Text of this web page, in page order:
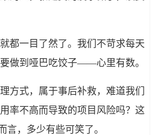
都一目了然了。我们不苛求每天
做到哑巴吃饺子——心里有数。
方式，属于事后补救，难道我们
率不高而导致的项目风险吗？这
言，多少有些可笑了。